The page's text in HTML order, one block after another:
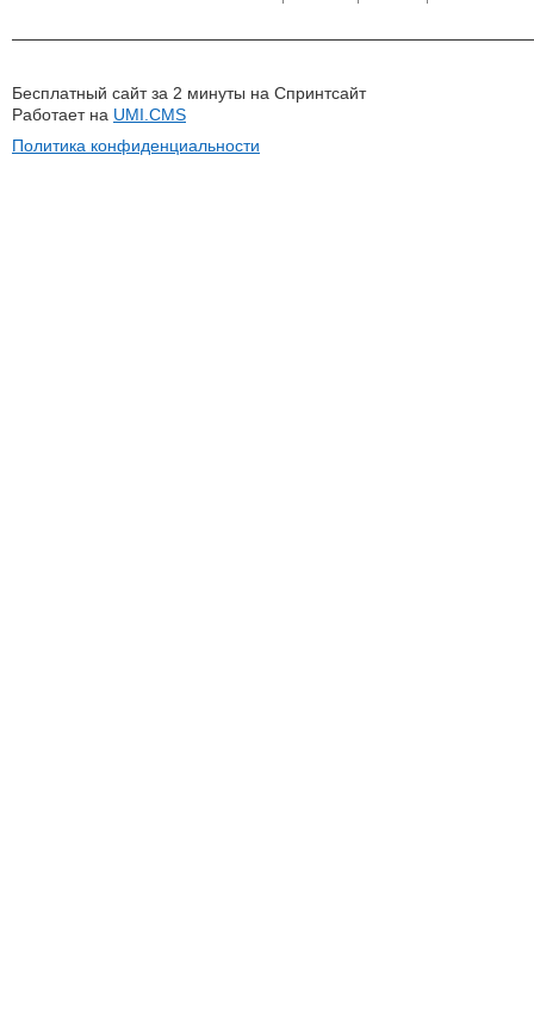
Бесплатный сайт за 2 минуты на Спринтсайт
Работает на UMI.CMS
Политика конфиденциальности